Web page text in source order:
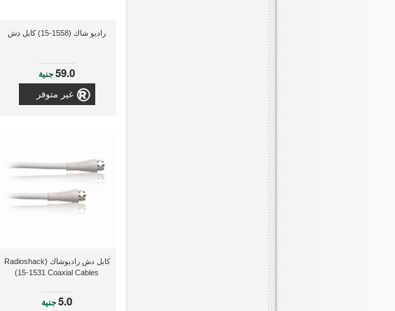
راديو شاك (1558-15) كابل دش
59.0جنية
غير متوفر
كابل دش راديوشاك (Radioshack
15-1531 Coaxial Cables)
5.0جنية